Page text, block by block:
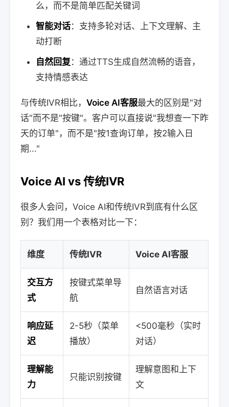
么，而不是简单匹配关键词
智能对话：支持多轮对话、上下文理解、主
动打断
自然回复 ：通过TTS生成自然流畅的语音，
支持情感表达
与传统IVR相比， Voice AI客服最大的区别是"对
话"而不是"按键"。客户可以直接说"我想查一下昨
天的订单"，而不是"按1查询订单，按2输入日
期..."
Voice AI vs 传统IVR
很多人会问，Voice AI和传统IVR到底有什么区
别？我们用一个表格对比一下：
维度 传统IVR Voice AI客服
交互方
式
按键式菜单导
航
自然语言对话
响应延
迟
2-5秒（菜单
播放）
<500毫秒（实时
对话）
理解能
力
只能识别按键
理解意图和上下
文